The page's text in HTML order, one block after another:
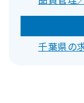
千葉県の